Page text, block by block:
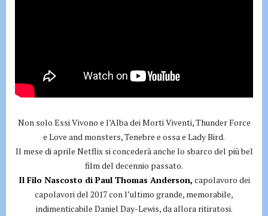
Non solo Essi Vivono e l’Alba dei Morti Viventi, Thunder Force
e Love and monsters, Tenebre e ossa e Lady Bird.
Il mese di aprile Netflix si concederà anche lo sbarco del più bel
film del decennio passato.
Il Filo Nascosto di Paul Thomas Anderson, capolavoro dei
capolavori del 2017 con l’ultimo grande, memorabile,
indimenticabile Daniel Day-Lewis, da allora ritiratosi.